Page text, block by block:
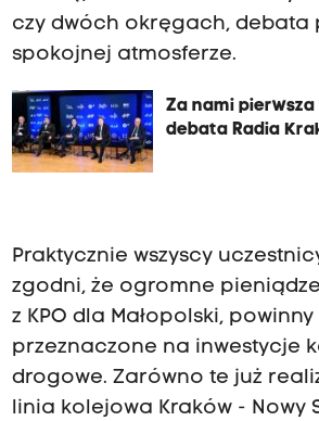
czy dwóch okręgach, debata
spokojnej atmosferze.
Za nami
debata Radia
Praktycznie wszyscy
zgodni, że ogromne
z KPO dla Małopolski,
przeznaczone na inwestycje
drogowe. Zarówno te już
linia kolejowa Kraków - Nowy